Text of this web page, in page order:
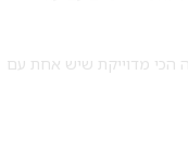
בצורה הכי מדוייקת שיש אחת עם